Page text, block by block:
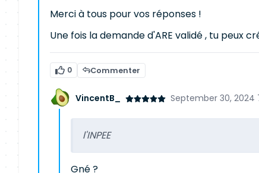
Merci à tous pour vos réponses !
Une fois la demande d'ARE validé , tu peux
0 Commenter
VincentB_ September 30, 2024
l'INPEE
Gné ?